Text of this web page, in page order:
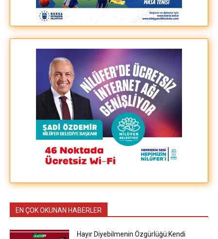
EN ÇOK OKUNAN HABERLER
Hayır Diyebilmenin Özgürlüğü:Kendi